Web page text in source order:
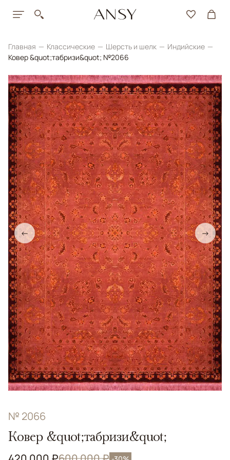
Главная Классические Шерсть и шелк
Индийские
Ковер &quot;табризи&quot; №2066
← →
№ 2066
Ковер &quot;табризи&quot;